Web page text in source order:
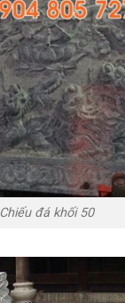
Chiếu đá khối 50